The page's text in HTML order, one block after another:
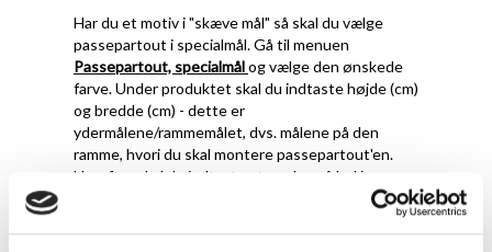
Har du et motiv i "skæve mål" så skal du vælge
passepartout i specialmål. Gå til menuen
Passepartout, specialmålog vælge den ønskede
farve. Under produktet skal du indtaste højde (cm)
og bredde (cm) - dette er
ydermålene/rammemålet, dvs. målene på den
ramme, hvori du skal montere passepartout'en.
Herefter skal du indtaste størrelse på hul i
Det er vigtigt at fremhæve, at ved passepartout i